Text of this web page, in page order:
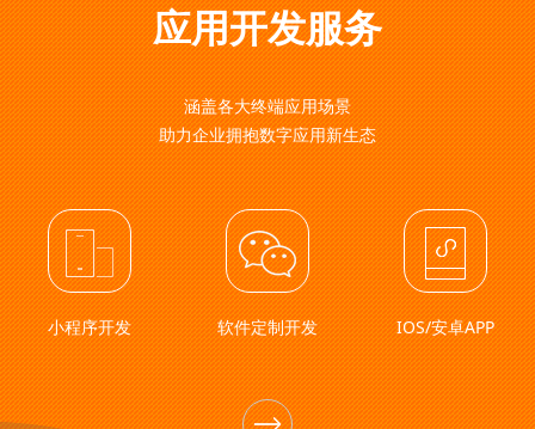
应用开发服务
涵盖各大终端应用场景
助力企业拥抱数字应用新生态
小程序开发 软件定制开发 IOS/安卓APP